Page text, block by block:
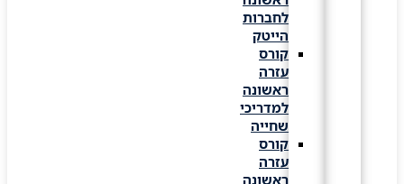
לחברות
הייטק
קורס
עזרה
ראשונה
למדריכי
שחייה
קורס
עזרה
ראשונה